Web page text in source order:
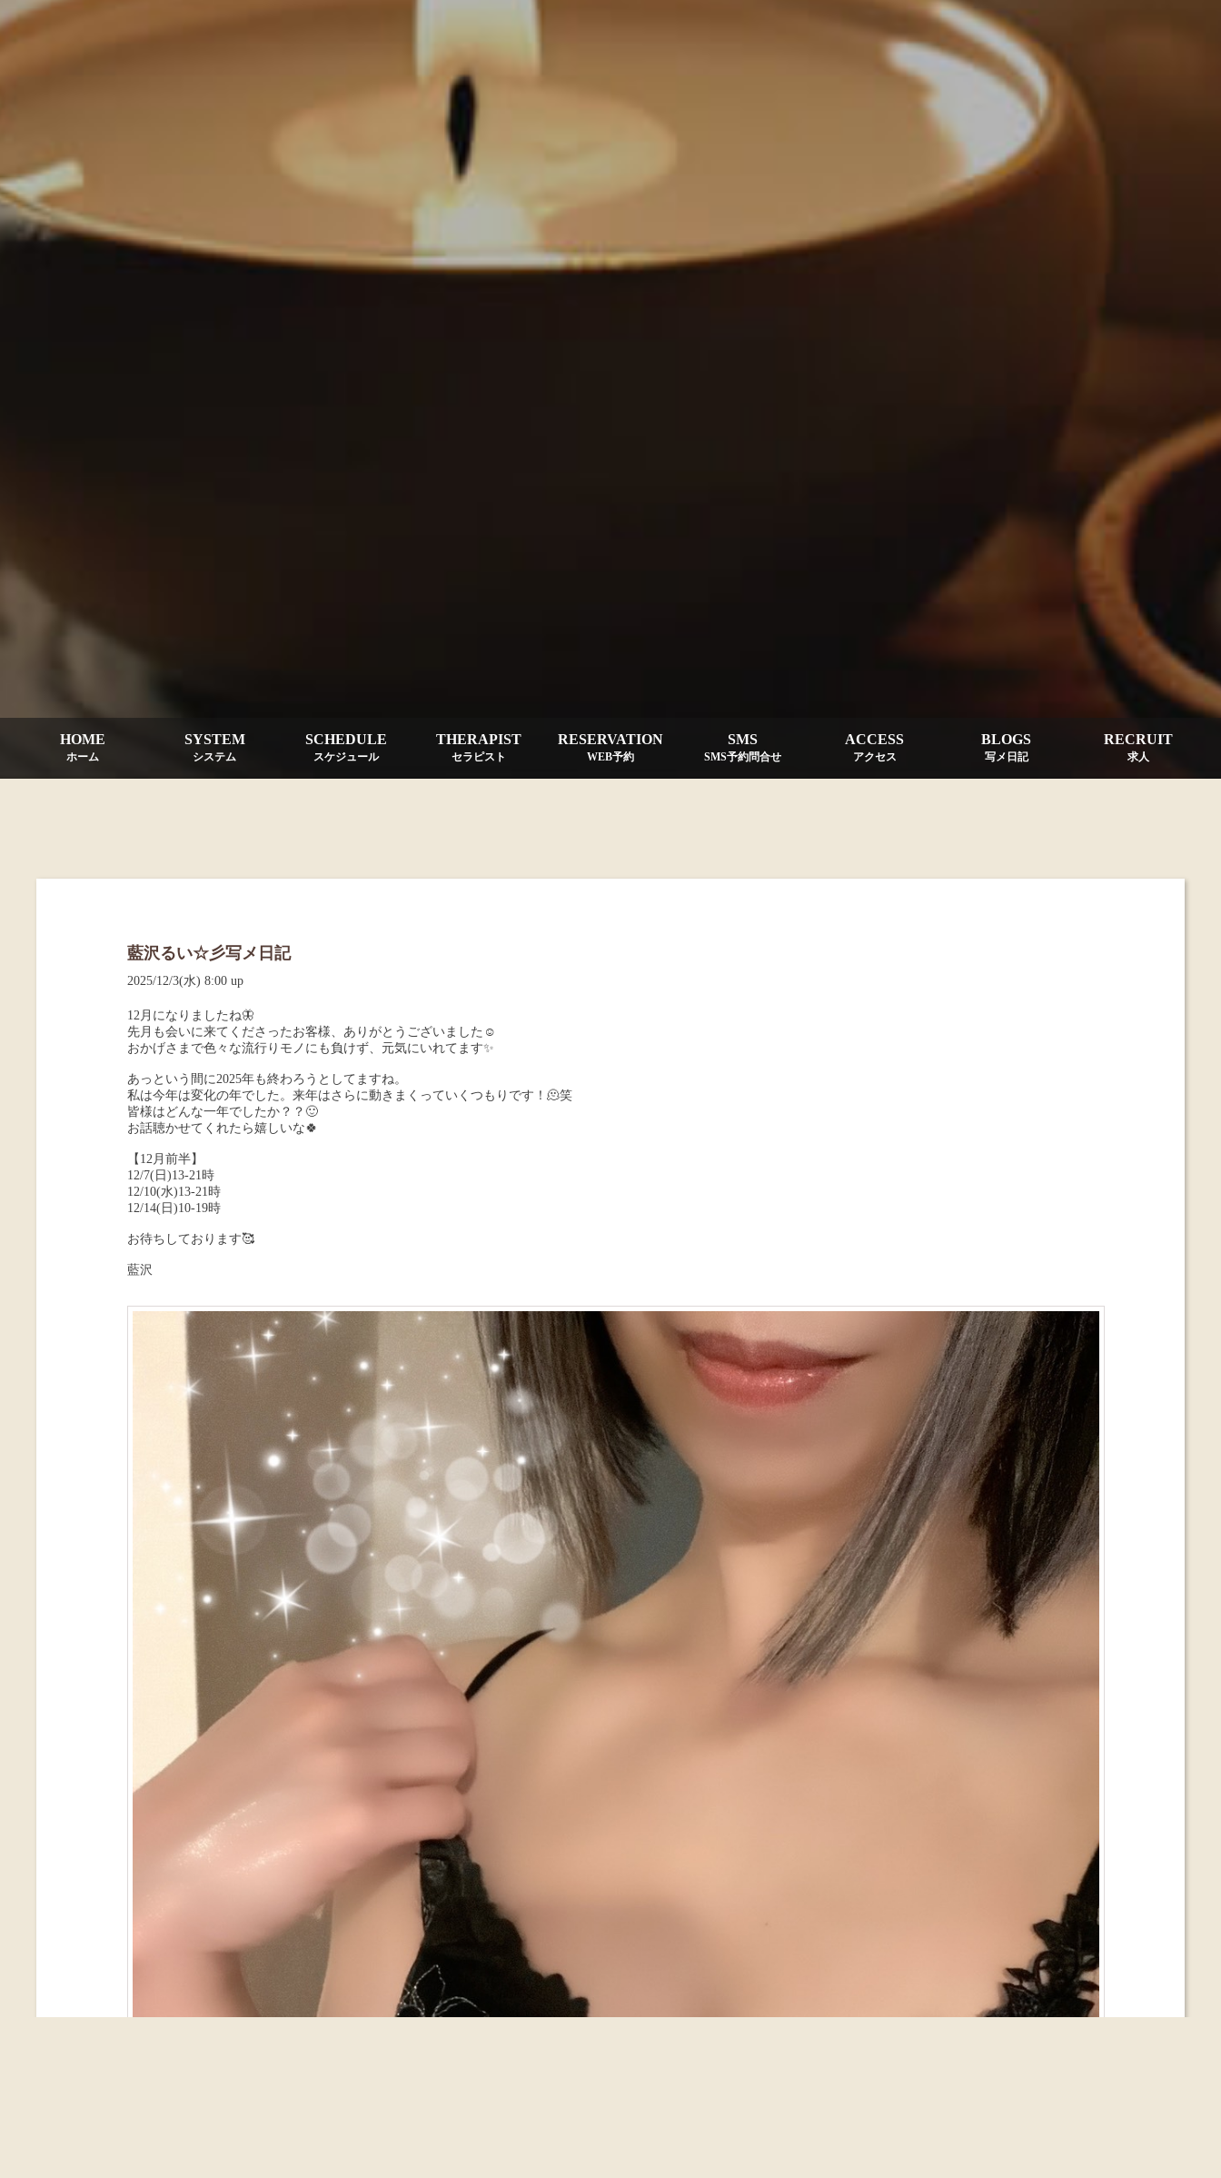
HOME
ホーム
SYSTEM
システム
SCHEDULE
スケジュール
THERAPIST
セラピスト
RESERVATION
WEB予約
SMS
SMS予約問合せ
ACCESS
アクセス
BLOGS
写メ日記
RECRUIT
求人
藍沢るい☆彡写メ日記
2025/12/3(水) 8:00 up
12月になりましたね🦋
先月も会いに来てくださったお客様、ありがとうございました☺️
おかげさまで色々な流行りモノにも負けず、元気にいれてます✨
あっという間に2025年も終わろうとしてますね。
私は今年は変化の年でした。来年はさらに動きまくっていくつもりです！🫠笑
皆様はどんな一年でしたか？？🙂
お話聴かせてくれたら嬉しいな🍀
【12月前半】
12/7(日)13-21時
12/10(水)13-21時
12/14(日)10-19時
お待ちしております🥰
藍沢